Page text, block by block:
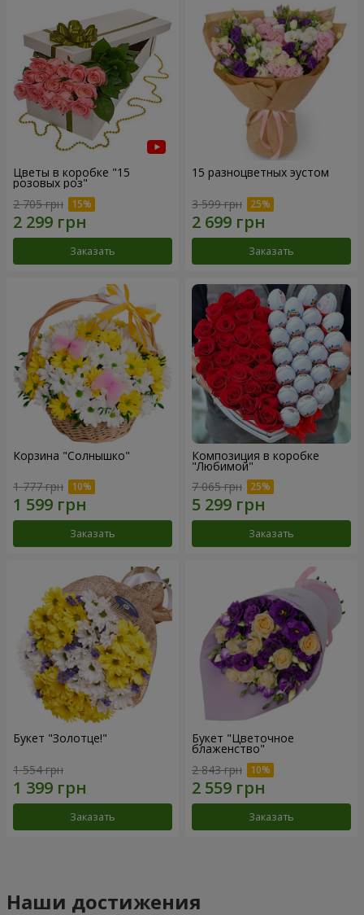
Цветы в коробке "15
розовых роз"
2 705 грн
Заказать
15 разноцветных эустом
3 599 грн
Заказать
Корзина "Солнышко"
1 777 грн
Заказать
Композиция в коробке
"Любимой"
7 065 грн
Заказать
Букет "Золотце!"
1 554 грн
Заказать
Букет "Цветочное
блаженство"
2 843 грн
Заказать
Наши достижения